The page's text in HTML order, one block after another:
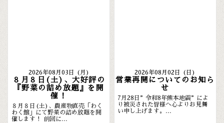
2026年08月03日 (月)
８月８日(土)、大好評の
『野菜の詰め放題』を開
催！
８月８日(土)、農産物直売「わく
わく館」にて野菜の詰め放題を開
催します！ 前回に...
2026年08月02日 (日)
営業再開についてのお知ら
せ
7月28日”令和8年熊本地震”によ
り被災された皆様へ心よりお見舞
い申し上げます。...